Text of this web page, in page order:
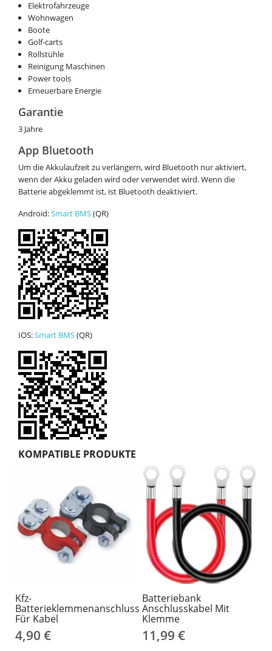
Elektrofahrzeuge
Wohnwagen
Boote
Golf-carts
Rollstühle
Reinigung Maschinen
Power tools
Erneuerbare Energie
Garantie
3 Jahre
App Bluetooth
Um die Akkulaufzeit zu verlängern, wird Bluetooth nur aktiviert,
wenn der Akku geladen wird oder verwendet wird. Wenn die
Batterie abgeklemmt ist, ist Bluetooth deaktiviert.
Android:Smart BMS(QR)
IOS:Smart BMS(QR)
KOMPATIBLE PRODUKTE
Kfz-
Batterieklemmenanschluss
Für Kabel
4,90 €
Batteriebank
Anschlusskabel Mit
Klemme
11,99 €